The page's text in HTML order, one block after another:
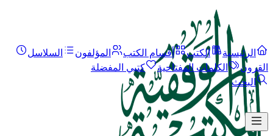
الرئيسية الكتب أقسام الكتب المؤلفون
السلاسل
القرون
الكلمات المفتاحية
كتبي المفضلة
البحث